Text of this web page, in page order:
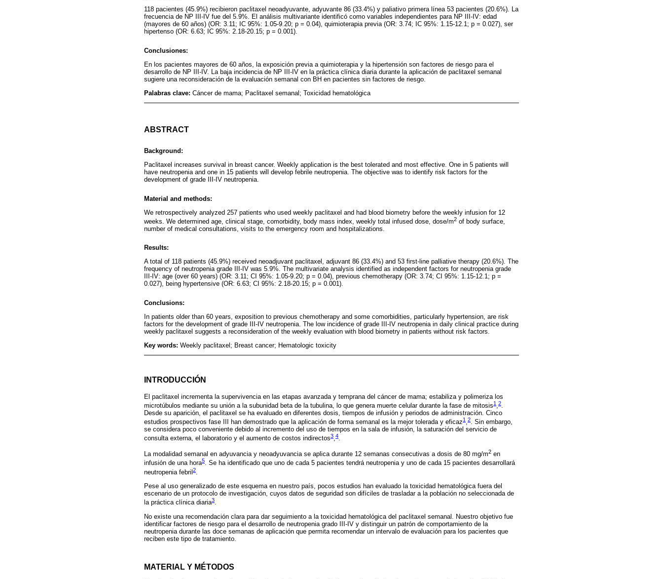
118 pacientes (45.9%) recibieron paclitaxel neoadyuvante, adyuvante 86 (33.4%) y paliativo primera línea 53 pacientes (20.6%). La
frecuencia de NP III-IV fue del 5.9%. El análisis multivariante identificó como variables independientes para NP III-IV: edad
(mayores de 60 años) (OR: 3.11; IC 95%: 1.05-9.20; p = 0.04), quimioterapia previa (OR: 3.74; IC 95%: 1.15-12.1; p = 0.027), ser
hipertenso (OR: 6.63; IC 95%: 2.18-20.15; p = 0.001).
Conclusiones:
En los pacientes mayores de 60 años, la exposición previa a quimioterapia y la hipertensión son factores de riesgo para el
desarrollo de NP III-IV. La baja incidencia de NP III-IV en la práctica clínica diaria durante la aplicación de paclitaxel semanal
sugiere una reconsideración de la evaluación semanal con BH en pacientes sin factores de riesgo.
Palabras clave: Cáncer de mama; Paclitaxel semanal; Toxicidad hematológica
ABSTRACT
Background:
Paclitaxel increases survival in breast cancer. Weekly application is the best tolerated and most effective. One in 5 patients will
have neutropenia and one in 15 patients will develop febrile neutropenia. The objective was to identify risk factors for the
development of grade III-IV neutropenia.
Material and methods:
We retrospectively analyzed 257 patients who used weekly paclitaxel and had blood biometry before the weekly infusion for 12
weeks. We determined age, clinical stage, comorbidity, body mass index, weekly total infused dose, dose/m2 of body surface,
number of medical consultations, visits to the emergency room and hospitalizations.
Results:
A total of 118 patients (45.9%) received neoadjuvant paclitaxel, adjuvant 86 (33.4%) and 53 first-line palliative therapy (20.6%). The
frequency of neutropenia grade III-IV was 5.9%. The multivariate analysis identified as independent factors for neutropenia grade
III-IV: age (over 60 years) (OR: 3.11; CI 95%: 1.05-9.20; p = 0.04), previous chemotherapy (OR: 3.74; CI 95%: 1.15-12.1; p =
0.027), being hypertensive (OR: 6.63; CI 95%: 2.18-20.15; p = 0.001).
Conclusions:
In patients older than 60 years, exposition to previous chemotherapy and some comorbidities, particularly hypertension, are risk
factors for the development of grade III-IV neutropenia. The low incidence of grade III-IV neutropenia in daily clinical practice during
weekly paclitaxel suggests a reconsideration of the weekly evaluation with blood biometry in patients without risk factors.
Key words: Weekly paclitaxel; Breast cancer; Hematologic toxicity
INTRODUCCIÓN
El paclitaxel incrementa la supervivencia en las etapas avanzada y temprana del cáncer de mama; estabiliza y polimeriza los
microtúbulos mediante su unión a la subunidad beta de la tubulina, lo que genera muerte celular durante la fase de mitosis1 ,2.
Desde su aparición, el paclitaxel se ha evaluado en diferentes dosis, tiempos de infusión y periodos de administración. Cinco
estudios prospectivos fase III han demostrado que la aplicación de forma semanal es la mejor tolerada y eficaz1 ,2. Sin embargo,
se considera poco conveniente debido al incremento del uso de tiempos en la sala de infusión, la saturación del servicio de
consulta externa, el laboratorio y el aumento de costos indirectos3,4.
La modalidad semanal en adyuvancia y neoadyuvancia se aplica durante 12 semanas consecutivas a dosis de 80 mg/m2 en
infusión de una hora5. Se ha identificado que uno de cada 5 pacientes tendrá neutropenia y uno de cada 15 pacientes desarrollará
neutropenia febril 2.
Pese al uso generalizado de este esquema en nuestro país, pocos estudios han evaluado la toxicidad hematológica fuera del
escenario de un protocolo de investigación, cuyos datos de seguridad son difíciles de trasladar a la población no seleccionada de
la práctica clínica diaria3.
No existe una recomendación clara para dar seguimiento a la toxicidad hematológica del paclitaxel semanal. Nuestro objetivo fue
identificar factores de riesgo para el desarrollo de neutropenia grado III-IV y distinguir un patrón de comportamiento de la
neutropenia durante las doce semanas de aplicación que permita recomendar un intervalo de evaluación para los pacientes que
reciben este tipo de tratamiento.
MATERIAL Y MÉTODOS